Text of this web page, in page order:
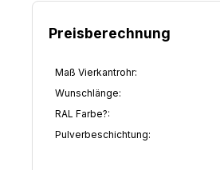
Preisberechnung
Maß Vierkantrohr:
Wunschlänge:
RAL Farbe?:
Pulverbeschichtung: